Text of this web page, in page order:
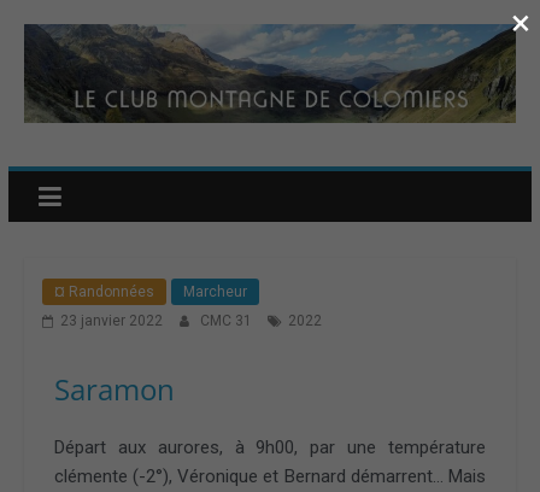
¤ Randonnées
Marcheur
23 janvier 2022
CMC 31 2022
Saramon
Départ aux aurores, à 9h00, par une température
clémente (-2°), Véronique et Bernard démarrent… Mais
×